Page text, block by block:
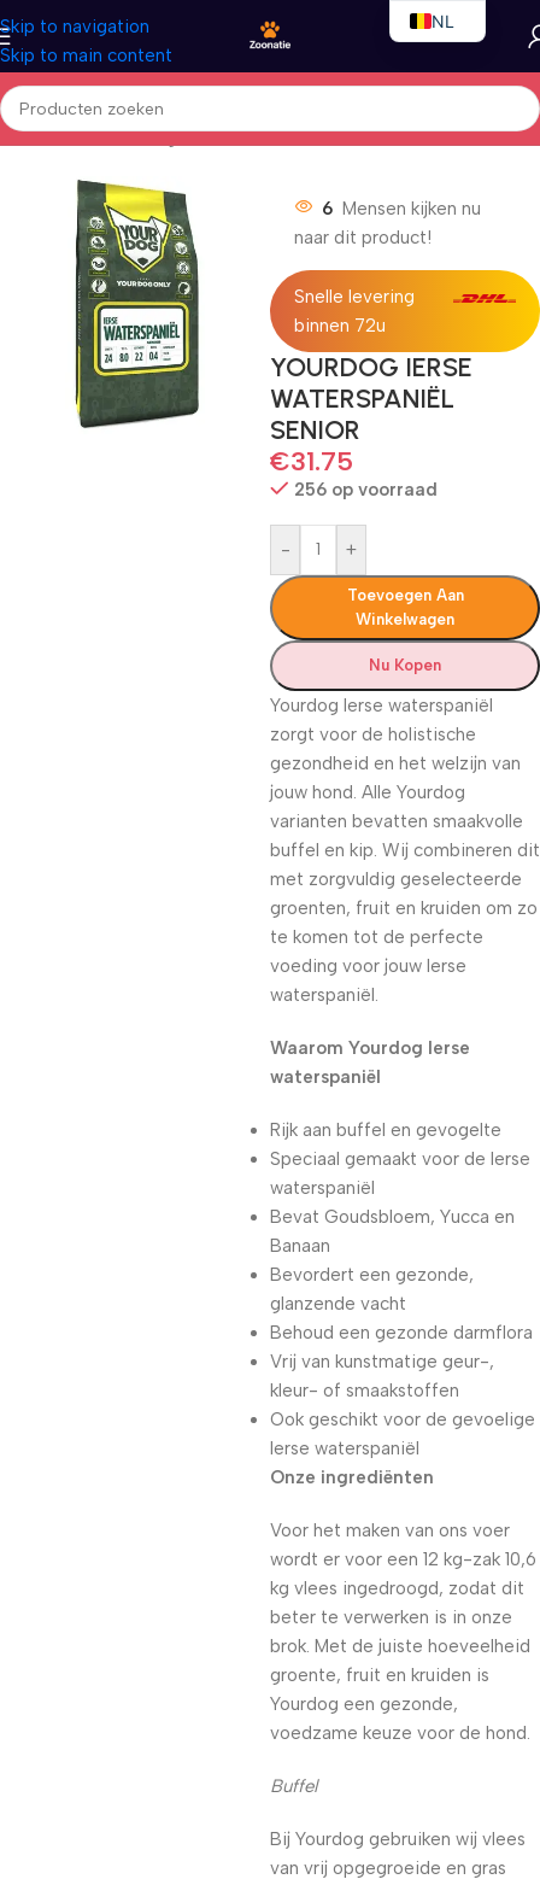
Skip to navigation
Skip to main content
Home/Honden/Droogvoer
6 Mensen kijken nu
naar dit product!
Snelle levering
binnen 72u
YOURDOG IERSE
WATERSPANIËL
SENIOR
€31.75
256 op voorraad
- +
Toevoegen Aan
Winkelwagen
Nu Kopen
Yourdog Ierse waterspaniël
zorgt voor de holistische
gezondheid en het welzijn van
jouw hond. Alle Yourdog
varianten bevatten smaakvolle
buffel en kip. Wij combineren dit
met zorgvuldig geselecteerde
groenten, fruit en kruiden om zo
te komen tot de perfecte
voeding voor jouw Ierse
waterspaniël.
Waarom Yourdog Ierse
waterspaniël
Rijk aan buffel en gevogelte
Speciaal gemaakt voor de Ierse
waterspaniël
Bevat Goudsbloem, Yucca en
Banaan
Bevordert een gezonde,
glanzende vacht
Behoud een gezonde darmflora
Vrij van kunstmatige geur-,
kleur- of smaakstoffen
Ook geschikt voor de gevoelige
Ierse waterspaniël
Onze ingrediënten
Voor het maken van ons voer
wordt er voor een 12 kg-zak 10,6
kg vlees ingedroogd, zodat dit
beter te verwerken is in onze
brok. Met de juiste hoeveelheid
groente, fruit en kruiden is
Yourdog een gezonde,
voedzame keuze voor de hond.
Buffel
Bij Yourdog gebruiken wij vlees
van vrij opgegroeide en gras
NL